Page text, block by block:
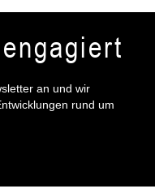
an und wir
rund um